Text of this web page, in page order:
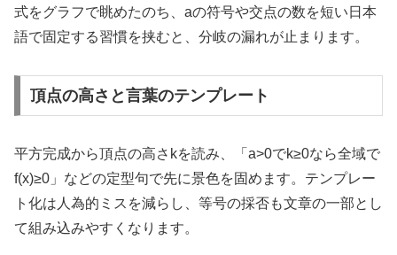
式をグラフで眺めたのち、aの符号や交点の数を短い日本
語で固定する習慣を挟むと、分岐の漏れが止まります。
頂点の高さと言葉のテンプレート
平方完成から頂点の高さkを読み、「a>0でk≥0なら全域で
f(x)≥0」などの定型句で先に景色を固めます。テンプレー
ト化は人為的ミスを減らし、等号の採否も文章の一部とし
て組み込みやすくなります。